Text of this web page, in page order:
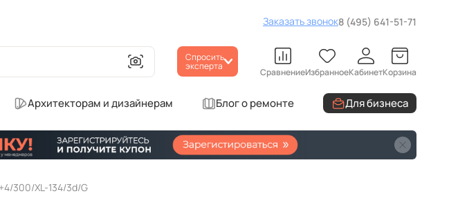
Заказать звонок8 (495) 641-51-71
Спросить
эксперта СравнениеИзбранноеКабинетКорзина
Архитекторам и дизайнерам Блог о ремонте Для бизнеса
300/XL-134/3d/G